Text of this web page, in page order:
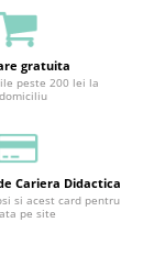
gratuita
peste 200 lei la
domiciliu
Cariera Didactica
si acest card pentru
pe site